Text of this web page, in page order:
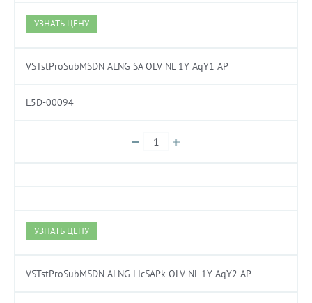
УЗНАТЬ ЦЕНУ
VSTstProSubMSDN ALNG SA OLV NL 1Y AqY1 AP
L5D-00094
УЗНАТЬ ЦЕНУ
VSTstProSubMSDN ALNG LicSAPk OLV NL 1Y AqY2 AP